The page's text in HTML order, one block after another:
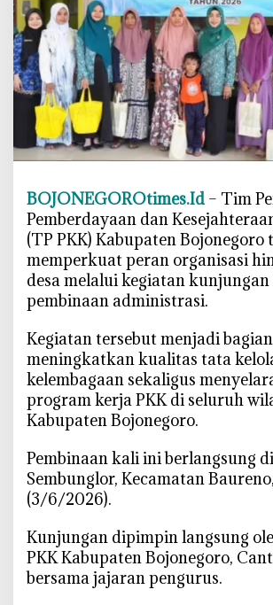
o
A
j
a
k
K
a
d
e
P
K
K
B
o
j
n
e
g
o
r
J
a
A
g
e
BOJONEGOROtimes.Id – Tim
Pemberdayaan dan
(TP PKK) Kabupaten Bojonegoro
memperkuat peran organisasi
desa melalui kegiatan
pembinaan administrasi.
‎Kegiatan tersebut menjadi
meningkatkan kualitas tata
kelembagaan sekaligus
program kerja PKK di seluruh
Kabupaten Bojonegoro.
‎Pembinaan kali ini berlangsung
Sembunglor, Kecamatan
(3/6/2026).
‎Kunjungan dipimpin langsung
PKK Kabupaten Bojonegoro,
bersama jajaran pengurus.